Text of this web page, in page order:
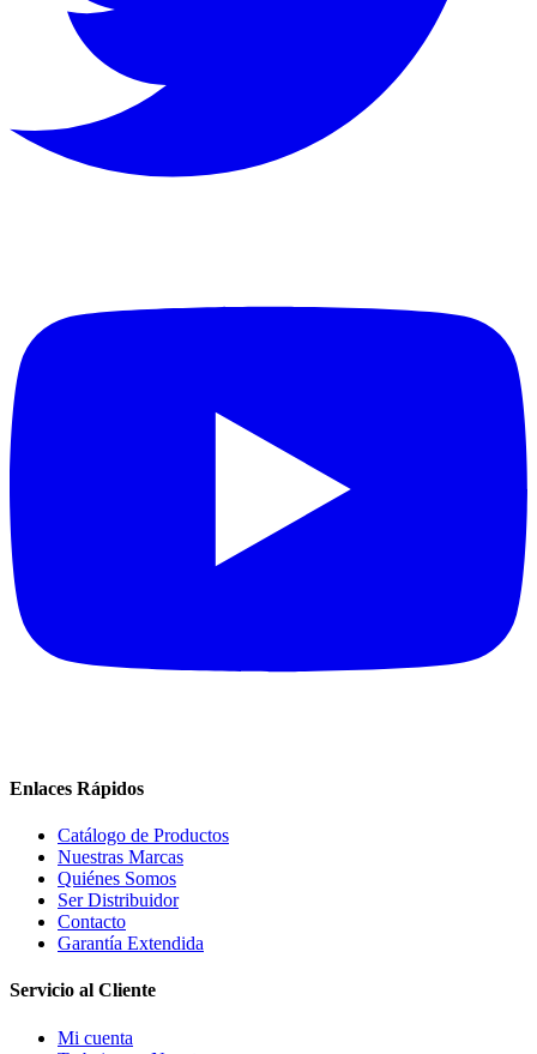
Enlaces Rápidos
Catálogo de Productos
Nuestras Marcas
Quiénes Somos
Ser Distribuidor
Contacto
Garantía Extendida
Servicio al Cliente
Mi cuenta